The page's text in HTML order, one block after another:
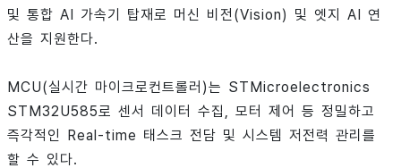
및 통합 AI 가속기 탑재로 머신 비전(Vision) 및 엣지 AI 연
산을 지원한다.
MCU(실시간 마이크로컨트롤러)는 STMicroelectronics
STM32U585로 센서 데이터 수집, 모터 제어 등 정밀하고
즉각적인 Real-time 태스크 전담 및 시스템 저전력 관리를
할 수 있다.